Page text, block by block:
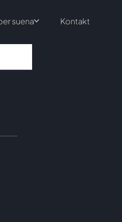
suena Kontakt